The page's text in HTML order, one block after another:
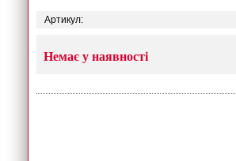
Артикул:
Немає у наявності